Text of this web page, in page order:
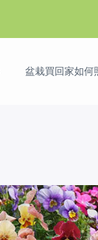
盆栽買回家如何